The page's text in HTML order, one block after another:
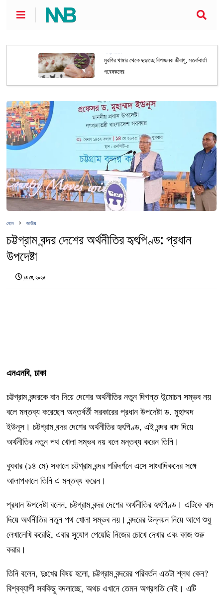
মুরগির খামার থেকে ছড়াচ্ছে বিপজ্জনক জীবাণু, সতর্কবার্তা
গবেষকদের
হোম জাতীয়
চট্টগ্রাম বন্দর দেশের অর্থনীতির হৃৎপিণ্ড: প্রধান
উপদেষ্টা
১৪ মে, ২০২৫
এনএনবি, ঢাকা
চট্টগ্রাম বন্দরকে বাদ দিয়ে দেশের অর্থনীতির নতুন দিগন্ত উন্মোচন সম্ভব নয়
বলে মন্তব্য করেছেন অন্তর্বর্তী সরকারের প্রধান উপদেষ্টা ড. মুহাম্মদ
ইউনূস। চট্টগ্রাম বন্দর দেশের অর্থনীতির হৃৎপিণ্ড, এই বন্দর বাদ দিয়ে
অর্থনীতির নতুন পথ খোলা সম্ভব নয় বলে মন্তব্য করেন তিনি।
বুধবার (১৪ মে) সকালে চট্টগ্রাম বন্দর পরিদর্শনে এসে সাংবাদিকদের সঙ্গে
আলাপকালে তিনি এ মন্তব্য করেন।
প্রধান উপদেষ্টা বলেন, চট্টগ্রাম বন্দর দেশের অর্থনীতির হৃৎপিণ্ড। এটিকে বাদ
দিয়ে অর্থনীতির নতুন পথ খোলা সম্ভব নয়। বন্দরের উন্নয়ন নিয়ে আগে শুধু
লেখালেখি করেছি, এবার সুযোগ পেয়েছি নিজের চোখে দেখার এবং কাজ শুরু
করার।
তিনি বলেন, দুঃখের বিষয় হলো, চট্টগ্রাম বন্দরের পরিবর্তন এতটা শ্লথ কেন?
বিশ্বব্যাপী সবকিছু বদলাচ্ছে, অথচ এখানে তেমন অগ্রগতি নেই। এটি